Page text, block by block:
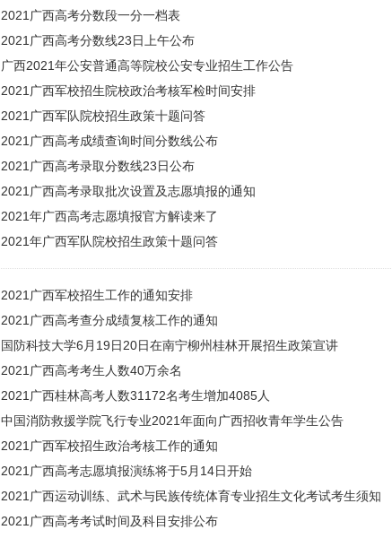
2021广西高考分数段一分一档表
2021广西高考分数线23日上午公布
广西2021年公安普通高等院校公安专业招生工作公告
2021广西军校招生院校政治考核军检时间安排
2021广西军队院校招生政策十题问答
2021广西高考成绩查询时间分数线公布
2021广西高考录取分数线23日公布
2021广西高考录取批次设置及志愿填报的通知
2021年广西高考志愿填报官方解读来了
2021年广西军队院校招生政策十题问答
2021广西军校招生工作的通知安排
2021广西高考查分成绩复核工作的通知
国防科技大学6月19日20日在南宁柳州桂林开展招生政策宣讲
2021广西高考考生人数40万余名
2021广西桂林高考人数31172名考生增加4085人
中国消防救援学院飞行专业2021年面向广西招收青年学生公告
2021广西军校招生政治考核工作的通知
2021广西高考志愿填报演练将于5月14日开始
2021广西运动训练、武术与民族传统体育专业招生文化考试考生须知
2021广西高考考试时间及科目安排公布